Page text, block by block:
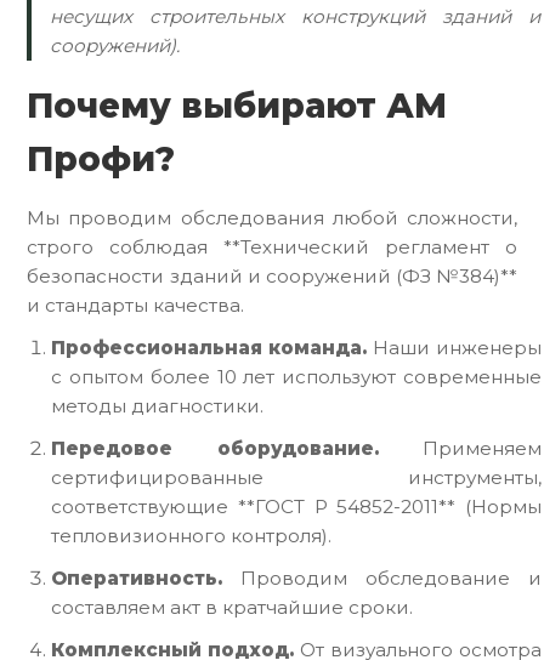
несущих строительных конструкций зданий и
сооружений).
Почему выбирают АМ
Профи?
Мы проводим обследования любой сложности,
строго соблюдая **Технический регламент о
безопасности зданий и сооружений (ФЗ №384)**
и стандарты качества.
Профессиональная команда. Наши инженеры
с опытом более 10 лет используют современные
методы диагностики.
Передовое оборудование.Применяем
сертифицированные инструменты,
соответствующие **ГОСТ Р 54852-2011** (Нормы
тепловизионного контроля).
Оперативность. Проводим обследование и
составляем акт в кратчайшие сроки.
Комплексный подход. От визуального осмотра